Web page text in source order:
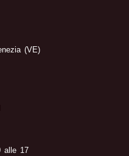
(VE)
alle 17